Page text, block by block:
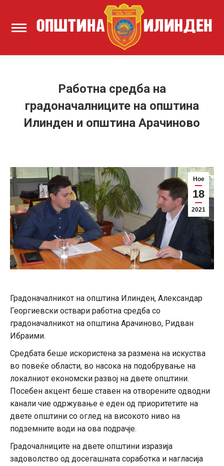
Работна средба на
градоначалниците на општина
Илинден и општина Арачиново
Ное
18
2021
Градоначалникот на општина Илинден, Александар
Георгиевски оствари работна средба со
градоначалникот на општина Арачиново, Ридван
Ибраими.
Средбата беше искористена за размена на искуства
во повеќе области, во насока на подобрување на
локалниот економски развој на двете општини.
Посебен акцент беше ставен на отворените одводни
канали чие одржување е еден од приоритетите на
двете општини со оглед на високото ниво на
подземните води на ова подрачје.
Градочалниците на двете општини изразија
задоволство од досегашната соработка и нагласија